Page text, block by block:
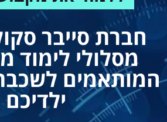
חברת סייבר
מסלולי לימוד
המותאמים
ילדיכם